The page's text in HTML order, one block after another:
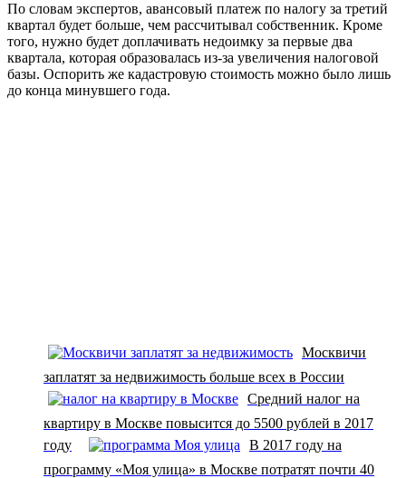
По словам экспертов, авансовый платеж по налогу за третий
квартал будет больше, чем рассчитывал собственник. Кроме
того, нужно будет доплачивать недоимку за первые два
квартала, которая образовалась из-за увеличения налоговой
базы. Оспорить же кадастровую стоимость можно было лишь
до конца минувшего года.
Москвичи
заплатят за недвижимость больше всех в России
Средний налог на
квартиру в Москве повысится до 5500 рублей в 2017
году
В 2017 году на
программу «Моя улица» в Москве потратят почти 40